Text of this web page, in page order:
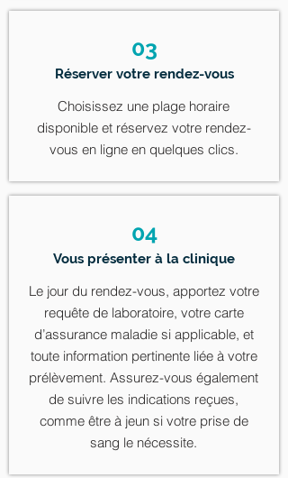
03
Réserver votre rendez-vous
Choisissez une plage horaire
disponible et réservez votre rendez-
vous en ligne en quelques clics.
04
Vous présenter à la clinique
Le jour du rendez-vous, apportez votre
requête de laboratoire, votre carte
d’assurance maladie si applicable, et
toute information pertinente liée à votre
prélèvement. Assurez-vous également
de suivre les indications reçues,
comme être à jeun si votre prise de
sang le nécessite.